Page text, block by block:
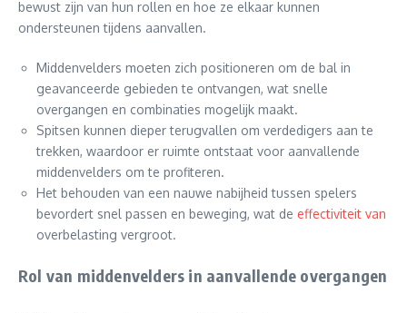
bewust zijn van hun rollen en hoe ze elkaar kunnen
ondersteunen tijdens aanvallen.
Middenvelders moeten zich positioneren om de bal in
geavanceerde gebieden te ontvangen, wat snelle
overgangen en combinaties mogelijk maakt.
Spitsen kunnen dieper terugvallen om verdedigers aan te
trekken, waardoor er ruimte ontstaat voor aanvallende
middenvelders om te profiteren.
Het behouden van een nauwe nabijheid tussen spelers
bevordert snel passen en beweging, wat de effectiviteit van
overbelasting vergroot.
Rol van middenvelders in aanvallende overgangen